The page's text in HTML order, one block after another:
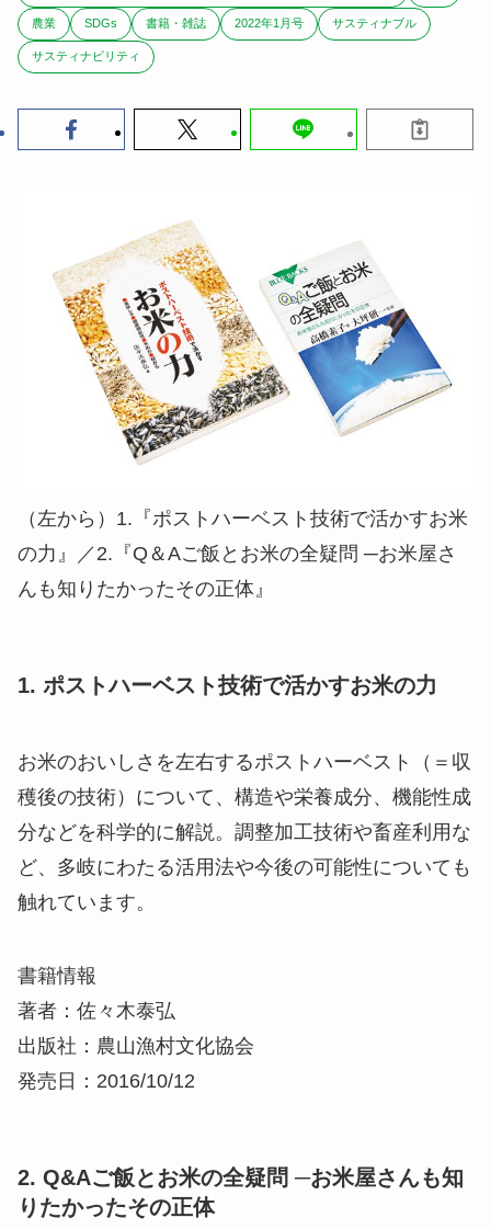
農業 SDGs 書籍・雑誌 2022年1月号 サスティナブル
サスティナビリティ
（左から）1.『ポストハーベスト技術で活かすお米
の力』／2.『Q＆Aご飯とお米の全疑問 ─お米屋さ
んも知りたかったその正体』
1. ポストハーベスト技術で活かすお米の力
お米のおいしさを左右するポストハーベスト（＝収
穫後の技術）について、構造や栄養成分、機能性成
分などを科学的に解説。調整加工技術や畜産利用な
ど、多岐にわたる活用法や今後の可能性についても
触れています。
書籍情報
著者：佐々木泰弘
出版社：農山漁村文化協会
発売日：2016/10/12
2. Q&Aご飯とお米の全疑問 ─お米屋さんも知
りたかったその正体